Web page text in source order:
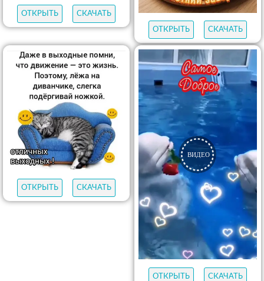
ОТКРЫТЬ СКАЧАТЬ
ОТКРЫТЬ СКАЧАТЬ
ОТКРЫТЬ СКАЧАТЬ
ОТКРЫТЬ СКАЧАТЬ